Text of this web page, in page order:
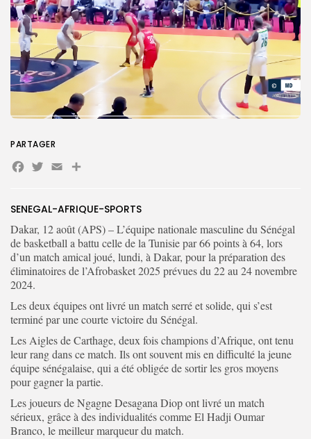
for:
FR
SENEGAL-AFRIQUE-SPORTS
Dakar, 12 août (APS) – L’équipe nationale masculine du Sénégal
de basketball a battu celle de la Tunisie par 66 points à 64, lors
d’un match amical joué, lundi, à Dakar, pour la préparation des
éliminatoires de l’Afrobasket 2025 prévues du 22 au 24 novembre
2024.
Les deux équipes ont livré un match serré et solide, qui s’est
terminé par une courte victoire du Sénégal.
Les Aigles de Carthage, deux fois champions d’Afrique, ont tenu
leur rang dans ce match. Ils ont souvent mis en difficulté la jeune
équipe sénégalaise, qui a été obligée de sortir les gros moyens
pour gagner la partie.
Les joueurs de Ngagne Desagana Diop ont livré un match
sérieux, grâce à des individualités comme El Hadji Oumar
Branco, le meilleur marqueur du match.
PARTAGER
Facebook
Twitter
EmailPartager